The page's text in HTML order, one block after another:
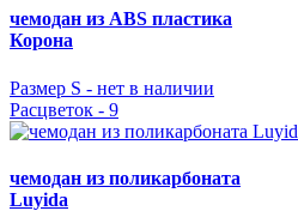
чемодан из ABS пластика
Корона
Размер S - нет в наличии
Расцветок - 9
чемодан из поликарбоната
Luyida